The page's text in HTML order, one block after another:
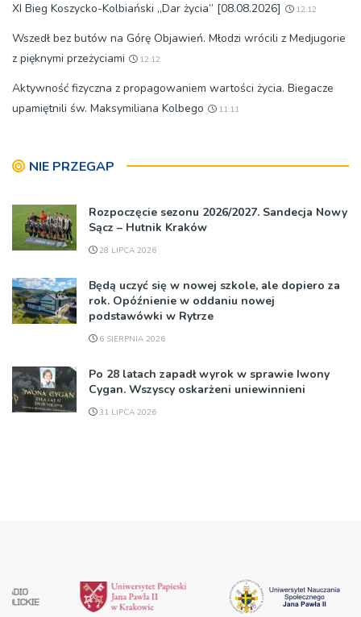
XI Bieg Koszycko-Kolbiański „Dar życia” [08.08.2026] 12:12
Wszedł bez butów na Górę Objawień. Młodzi wrócili z Medjugorie
z pięknymi przeżyciami
12:12
Aktywność fizyczna z propagowaniem wartości życia. Biegacze
upamiętnili św. Maksymiliana Kolbego
11:11
NIE PRZEGAP
Rozpoczęcie sezonu 2026/2027. Sandecja Nowy
Sącz – Hutnik Kraków
28 LIPCA 2026
Będą uczyć się w nowej szkole, ale dopiero za
rok. Opóźnienie w oddaniu nowej
podstawówki w Rytrze
6 SIERPNIA 2026
Po 28 latach zapadł wyrok w sprawie Iwony
Cygan. Wszyscy oskarżeni uniewinnieni
31 LIPCA 2026